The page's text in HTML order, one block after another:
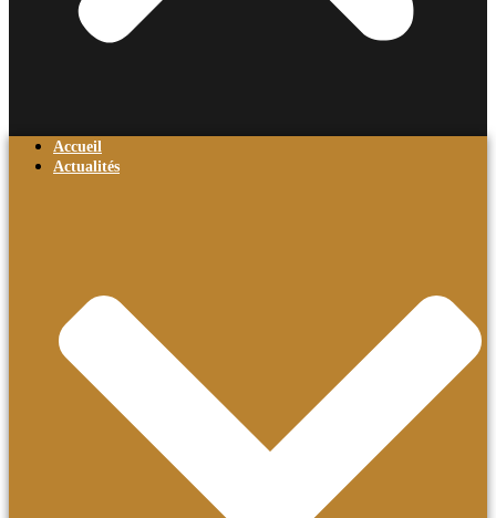
Accueil
Actualités